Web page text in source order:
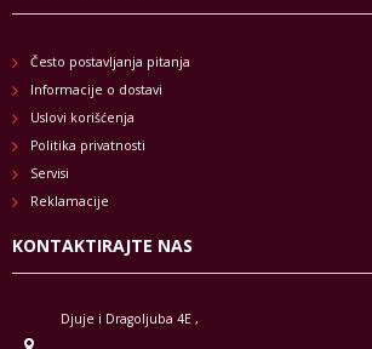
Često postavljanja pitanja
Informacije o dostavi
Uslovi korišćenja
Politika privatnosti
Servisi
Reklamacije
KONTAKTIRAJTE NAS
Djuje i Dragoljuba 4E ,